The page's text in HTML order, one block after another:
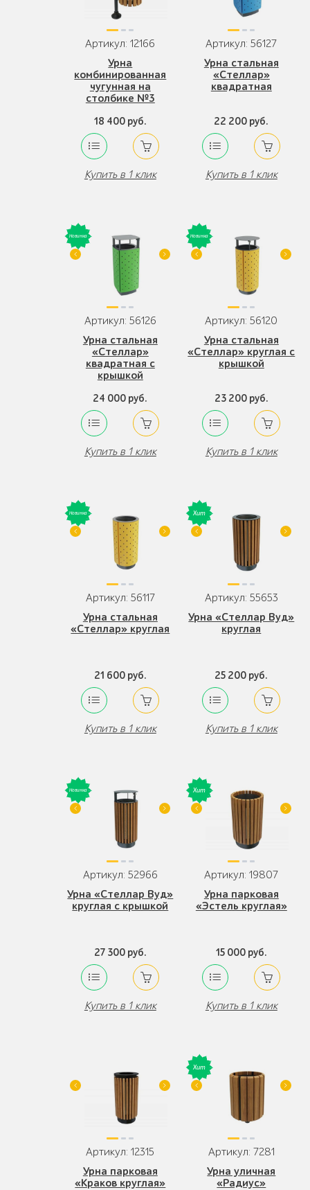
Артикул: 12166
Урна
комбинированная
чугунная на
столбике №3
18 400 руб.
Купить в 1 клик
Артикул: 56127
Урна стальная
«Стеллар»
квадратная
22 200 руб.
Купить в 1 клик
Артикул: 56126
Урна стальная
«Стеллар»
квадратная с
крышкой
24 000 руб.
Купить в 1 клик
Артикул: 56120
Урна стальная
«Стеллар» круглая с
крышкой
23 200 руб.
Купить в 1 клик
Артикул: 56117
Урна стальная
«Стеллар» круглая
21 600 руб.
Купить в 1 клик
Артикул: 55653
Урна «Стеллар Вуд»
круглая
25 200 руб.
Купить в 1 клик
Артикул: 52966
Урна «Стеллар Вуд»
круглая с крышкой
27 300 руб.
Купить в 1 клик
Артикул: 19807
Урна парковая
«Эстель круглая»
15 000 руб.
Купить в 1 клик
Артикул: 12315
Урна парковая
«Краков круглая»
Артикул: 7281
Урна уличная
«Радиус»